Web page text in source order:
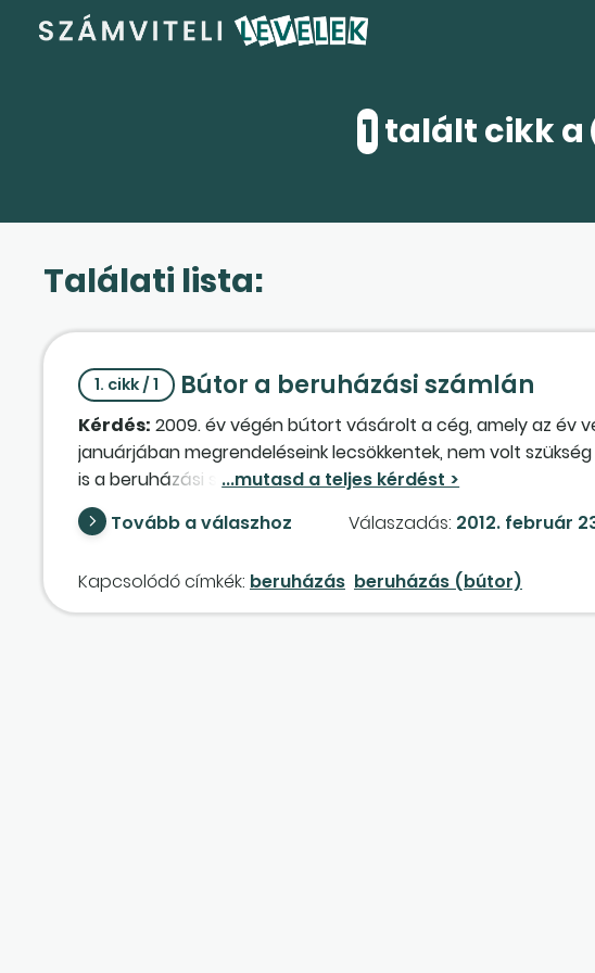
1talált cikk a
Találati lista:
1. cikk / 1 Bútor a beruházási számlán
Kérdés: 2009. év végén bútort vásárolt a cég, amely az év
januárjában megrendeléseink lecsökkentek, nem volt
is a beruházási számlán mutatjuk ki, a cég még működik,
Értékesíteni nem tudjuk, eddig vevőt sem találtunk.
Tovább a válaszhoz Válaszadás: 2012. február
Kapcsolódó címkék: beruházás beruházás (bútor)